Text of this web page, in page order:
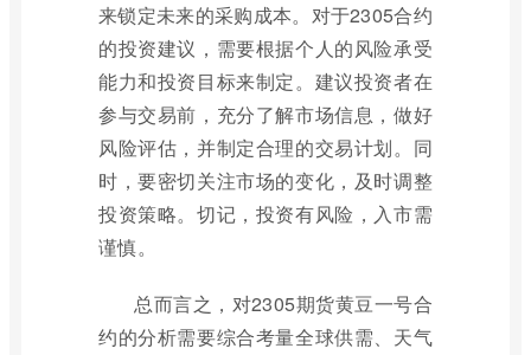
来锁定未来的采购成本。对于2305合约
的投资建议，需要根据个人的风险承受
能力和投资目标来制定。建议投资者在
参与交易前，充分了解市场信息，做好
风险评估，并制定合理的交易计划。同
时，要密切关注市场的变化，及时调整
投资策略。切记，投资有风险，入市需
谨慎。
总而言之，对2305期货黄豆一号合
约的分析需要综合考量全球供需、天气